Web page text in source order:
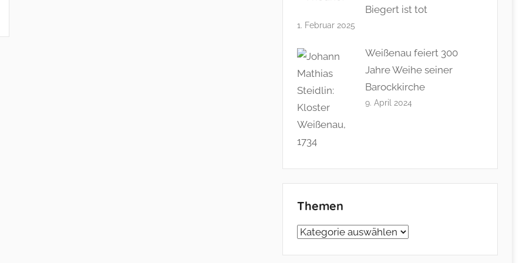
Biegert ist tot
1. Februar 2025
Weißenau feiert 300
Jahre Weihe seiner
Barockkirche
9. April 2024
Themen
Themen